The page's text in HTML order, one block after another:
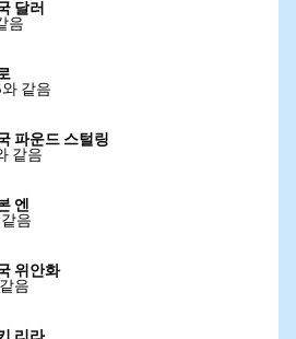
달러
음
같음
파운드 스털링
같음
엔
음
위안화
음